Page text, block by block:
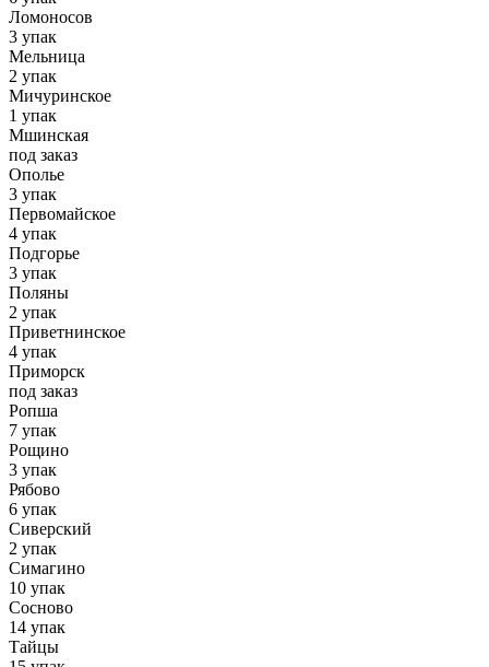
Ломоносов
3 упак
Мельница
2 упак
Мичуринское
1 упак
Мшинская
под заказ
Ополье
3 упак
Первомайское
4 упак
Подгорье
3 упак
Поляны
2 упак
Приветнинское
4 упак
Приморск
под заказ
Ропша
7 упак
Рощино
3 упак
Рябово
6 упак
Сиверский
2 упак
Симагино
10 упак
Сосново
14 упак
Тайцы